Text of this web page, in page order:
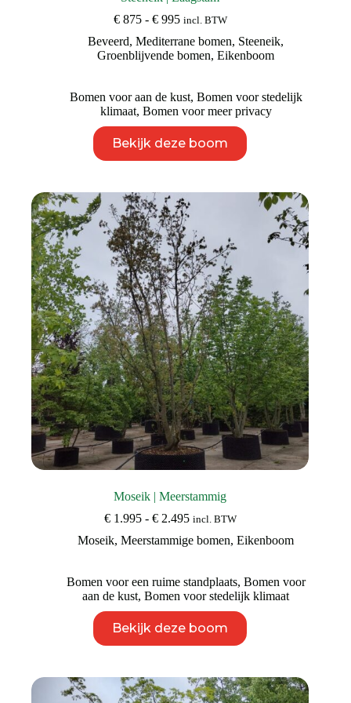
€875 - €995Prijsklasse:
tot
€ 995
incl. BTW
Beveerd,Mediterrane bomen, Steeneik,
Groenblijvende bomen,Eikenboom
Bomen voor aan de kust, Bomen voor stedelijk
klimaat, Bomen voor meer privacy
Bekijk deze boom
product
heeft
Deze
optie
kan
gekozen
worden
op
de
productpagina
Moseik | Meerstammig
€1.995 - €2.495Prijsklasse:
tot
incl. BTW
Moseik,Meerstammige bomen,Eikenboom
Bomen voor een ruime standplaats, Bomen voor
aan de kust,Bomen voor stedelijk klimaat
Bekijk deze boom
product
heeft
Deze